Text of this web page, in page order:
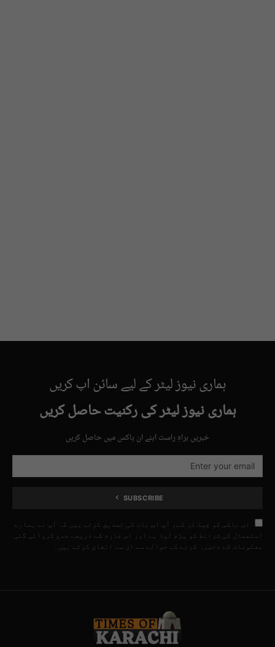
ہماری نیوز لیٹر کے لیے سائن اپ کریں
ہماری نیوز لیٹر کی رکنیت حاصل کریں
خبریں براہِ راست اپنے ان باکس میں حاصل کریں
SUBSCRIBE
اس باکس کو چیک کر کے، آپ اس بات کی تصدیق کرتے ہیں کہ آپ نے ہمارے
استعمال کی شرائط کو پڑھ لیا ہے اور اس فارم کے ذریعے جمع کروائی گئی
معلومات کے ذخیرہ کرنے کے حوالے سے ان سے اتفاق کرتے ہیں۔